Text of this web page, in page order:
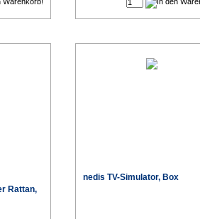
Rattan,
nedis TV-Simulator, Box